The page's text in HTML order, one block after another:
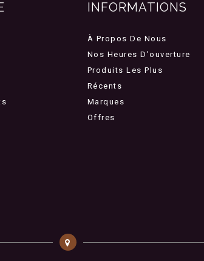
INFORMATIONS
À Propos De Nous
Nos Heures D'ouverture
Produits Les Plus
Récents
Marques
Offres